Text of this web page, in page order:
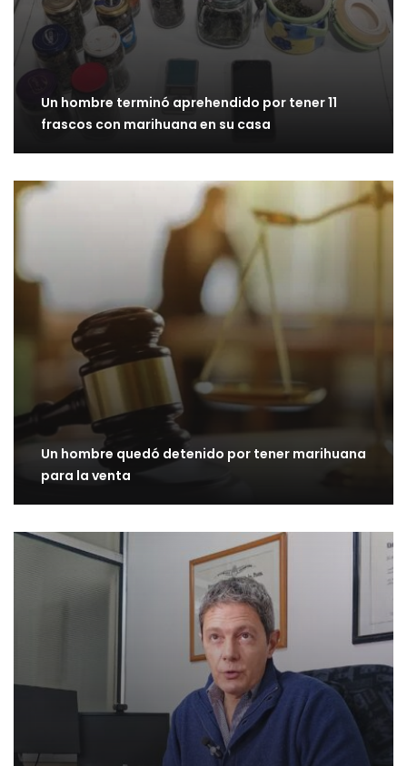
Un hombre terminó aprehendido por tener 11
frascos con marihuana en su casa
Un hombre quedó detenido por tener marihuana
para la venta